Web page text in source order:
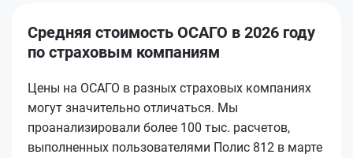
Средняя стоимость ОСАГО в 2026 году
по страховым компаниям
Цены на ОСАГО в разных страховых компаниях
могут значительно отличаться. Мы
проанализировали более 100 тыс. расчетов,
выполненных пользователями Полис 812 в марте